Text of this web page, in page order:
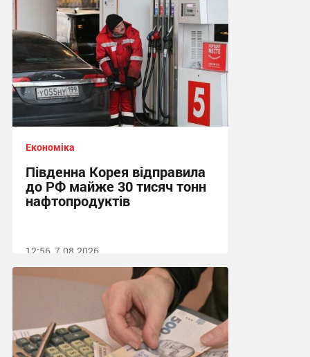
05:08 вчора
Економіка
Південна Корея відправила
до РФ майже 30 тисяч тонн
нафтопродуктів
12:56, 7.08.2026